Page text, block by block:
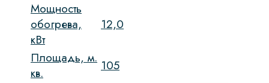
Мощность
обогрева,
кВт
12,0
Площадь, м.
кв.
105